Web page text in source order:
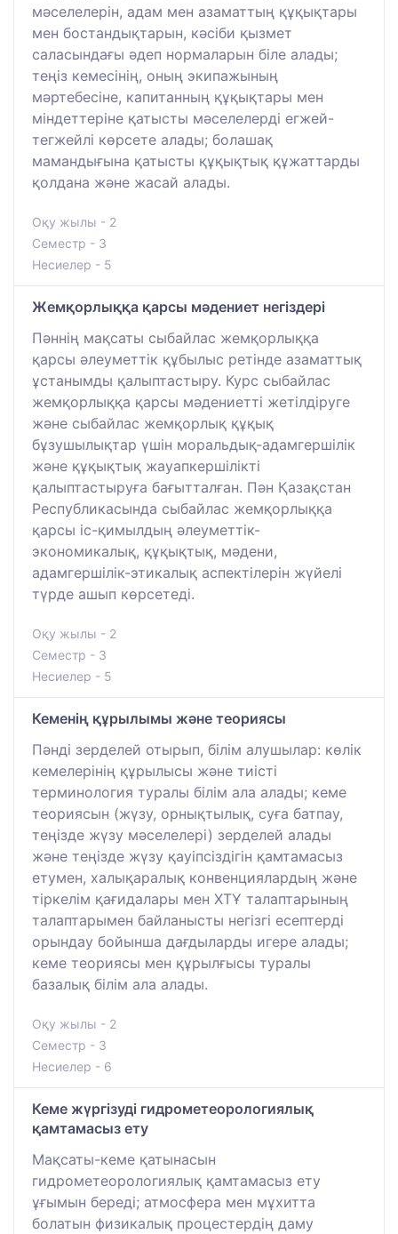
мәселелерін, адам мен азаматтың құқықтары
мен бостандықтарын, кәсіби қызмет
саласындағы әдеп нормаларын біле алады;
теңіз кемесінің, оның экипажының
мәртебесіне, капитанның құқықтары мен
міндеттеріне қатысты мәселелерді егжей-
тегжейлі көрсете алады; болашақ
мамандығына қатысты құқықтық құжаттарды
қолдана және жасай алады.
Оқу жылы - 2
Семестр - 3
Несиелер - 5
Жемқорлыққа қарсы мәдениет негіздері
Пәннің мақсаты сыбайлас жемқорлыққа
қарсы әлеуметтік құбылыс ретінде азаматтық
ұстанымды қалыптастыру. Курс сыбайлас
жемқорлыққа қарсы мәдениетті жетілдіруге
және сыбайлас жемқорлық құқық
бұзушылықтар үшін моральдық-адамгершілік
және құқықтық жауапкершілікті
қалыптастыруға бағытталған. Пән Қазақстан
Республикасында сыбайлас жемқорлыққа
қарсы іс-қимылдың әлеуметтік-
экономикалық, құқықтық, мәдени,
адамгершілік-этикалық аспектілерін жүйелі
түрде ашып көрсетеді.
Оқу жылы - 2
Семестр - 3
Несиелер - 5
Кеменің құрылымы және теориясы
Пәнді зерделей отырып, білім алушылар: көлік
кемелерінің құрылысы және тиісті
терминология туралы білім ала алады; кеме
теориясын (жүзу, орнықтылық, суға батпау,
теңізде жүзу мәселелері) зерделей алады
және теңізде жүзу қауіпсіздігін қамтамасыз
етумен, халықаралық конвенциялардың және
тіркелім қағидалары мен ХТҰ талаптарының
талаптарымен байланысты негізгі есептерді
орындау бойынша дағдыларды игере алады;
кеме теориясы мен құрылғысы туралы
базалық білім ала алады.
Оқу жылы - 2
Семестр - 3
Несиелер - 6
Кеме жүргізуді гидрометеорологиялық
қамтамасыз ету
Мақсаты-кеме қатынасын
гидрометеорологиялық қамтамасыз ету
ұғымын береді; атмосфера мен мұхитта
болатын физикалық процестердің даму